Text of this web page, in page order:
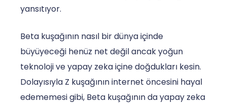
yansıtıyor.
Beta kuşağının nasıl bir dünya içinde
büyüyeceği henüz net değil ancak yoğun
teknoloji ve yapay zeka içine doğdukları kesin.
Dolayısıyla Z kuşağının internet öncesini hayal
edememesi gibi, Beta kuşağının da yapay zeka